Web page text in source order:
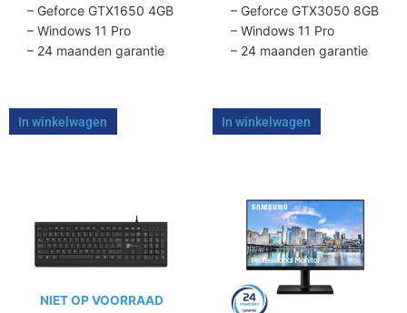
– Geforce GTX1650 4GB
– Windows 11 Pro
– 24 maanden garantie
In winkelwagen
– Geforce GTX3050 8GB
– Windows 11 Pro
– 24 maanden garantie
In winkelwagen
NIET OP VOORRAAD